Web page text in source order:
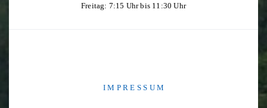
Freitag: 7:15 Uhr bis 11:30 Uhr
I M P R E S S U M